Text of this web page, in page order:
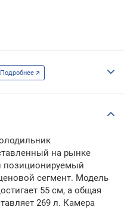
Подробнее
на рынке
позиционируемый
сегмент. Модель
55 см, а общая
269 л. Камера